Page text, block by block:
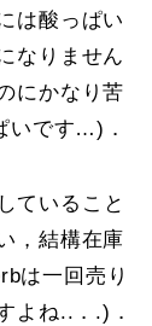
は酸っぱい
なりません
にかなり苦
いです…)．
ていること
，結構在庫
は一回売り
よね..．.)．